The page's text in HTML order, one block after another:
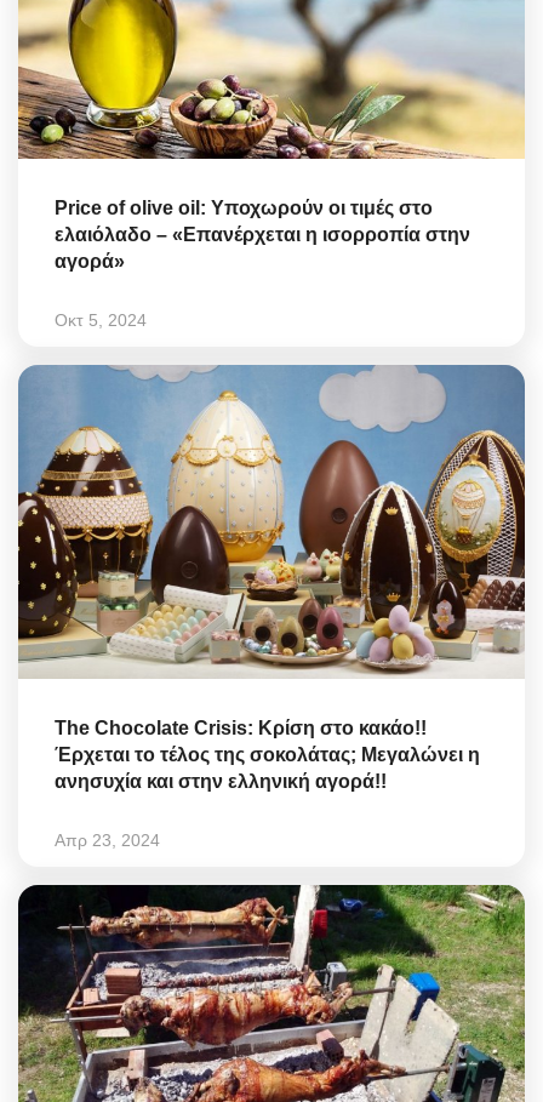
Price of olive oil: Υποχωρούν οι τιμές στο
ελαιόλαδο – «Επανέρχεται η ισορροπία στην
αγορά»
Οκτ 5, 2024
The Chocolate Crisis: Κρίση στο κακάο!!
Έρχεται το τέλος της σοκολάτας; Μεγαλώνει η
ανησυχία και στην ελληνική αγορά!!
Απρ 23, 2024